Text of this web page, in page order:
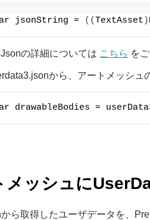
jsonString = ((TextAsset )
の詳細については こちら を
から、アートメッシュ
drawableBodies =
メッシュに
ら取得したユーザデータを、